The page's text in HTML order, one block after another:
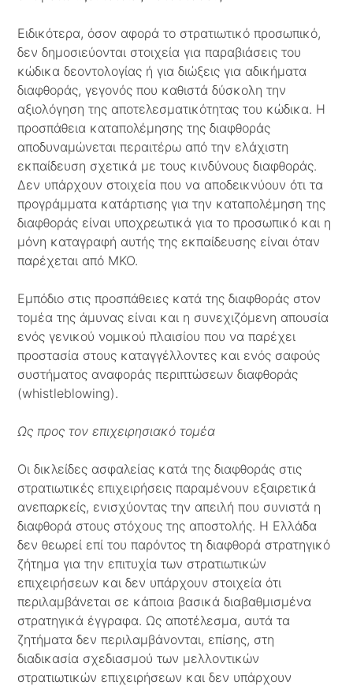
Ειδικότερα, όσον αφορά το στρατιωτικό προσωπικό,
δεν δημοσιεύονται στοιχεία για παραβιάσεις του
κώδικα δεοντολογίας ή για διώξεις για αδικήματα
διαφθοράς, γεγονός που καθιστά δύσκολη την
αξιολόγηση της αποτελεσματικότητας του κώδικα. Η
προσπάθεια καταπολέμησης της διαφθοράς
αποδυναμώνεται περαιτέρω από την ελάχιστη
εκπαίδευση σχετικά με τους κινδύνους διαφθοράς.
Δεν υπάρχουν στοιχεία που να αποδεικνύουν ότι τα
προγράμματα κατάρτισης για την καταπολέμηση της
διαφθοράς είναι υποχρεωτικά για το προσωπικό και η
μόνη καταγραφή αυτής της εκπαίδευσης είναι όταν
παρέχεται από ΜΚΟ.
Εμπόδιο στις προσπάθειες κατά της διαφθοράς στον
τομέα της άμυνας είναι και η συνεχιζόμενη απουσία
ενός γενικού νομικού πλαισίου που να παρέχει
προστασία στους καταγγέλλοντες και ενός σαφούς
συστήματος αναφοράς περιπτώσεων διαφθοράς
(whistleblowing).
Ως προς τον επιχειρησιακό τομέα
Οι δικλείδες ασφαλείας κατά της διαφθοράς στις
στρατιωτικές επιχειρήσεις παραμένουν εξαιρετικά
ανεπαρκείς, ενισχύοντας την απειλή που συνιστά η
διαφθορά στους στόχους της αποστολής. Η Ελλάδα
δεν θεωρεί επί του παρόντος τη διαφθορά στρατηγικό
ζήτημα για την επιτυχία των στρατιωτικών
επιχειρήσεων και δεν υπάρχουν στοιχεία ότι
περιλαμβάνεται σε κάποια βασικά διαβαθμισμένα
στρατηγικά έγγραφα. Ως αποτέλεσμα, αυτά τα
ζητήματα δεν περιλαμβάνονται, επίσης, στη
διαδικασία σχεδιασμού των μελλοντικών
στρατιωτικών επιχειρήσεων και δεν υπάρχουν